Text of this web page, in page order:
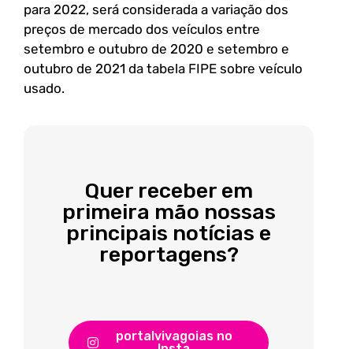
para 2022, será considerada a variação dos
preços de mercado dos veículos entre
setembro e outubro de 2020 e setembro e
outubro de 2021 da tabela FIPE sobre veículo
usado.
Quer receber em
primeira mão nossas
principais notícias e
reportagens?
portalvivagoias no